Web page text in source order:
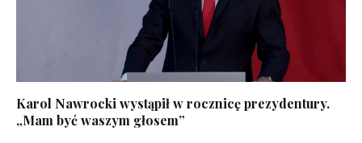
Karol Nawrocki wystąpił w rocznicę prezydentury.
„Mam być waszym głosem”